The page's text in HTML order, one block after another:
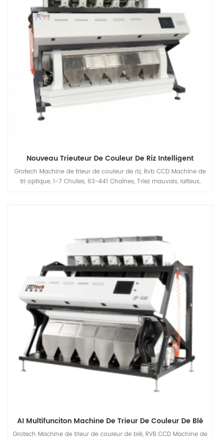
Nouveau Trieuteur De Couleur De Riz Intelligent
Grotech Machine de trieur de couleur de riz, Rvb CCD Machine de
tri optique, 1-7 Chutes, 63-441 Chaînes, Triez mauvais, laiteux,
AI Multifunciton Machine De Trieur De Couleur De Blé
Grotech Machine de trieur de couleur de blé, RVB CCD Machine de